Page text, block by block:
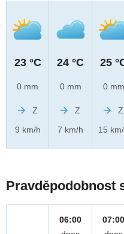
23 °C
0 mm
Z
9 km/h
24 °C
0 mm
Z
7 km/h
25
0 mm
Z
15
Pravděpodobnost
06:00
07:00